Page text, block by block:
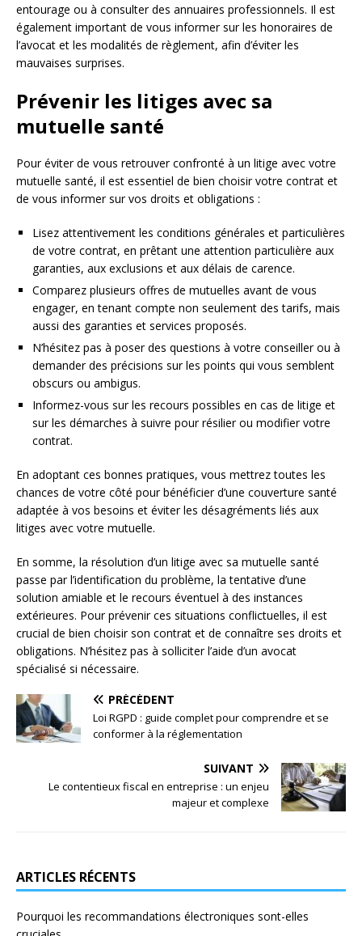
entourage ou à consulter des annuaires professionnels. Il est
également important de vous informer sur les honoraires de
l’avocat et les modalités de règlement, afin d’éviter les
mauvaises surprises.
Prévenir les litiges avec sa
mutuelle santé
Pour éviter de vous retrouver confronté à un litige avec votre
mutuelle santé, il est essentiel de bien choisir votre contrat et
de vous informer sur vos droits et obligations :
Lisez attentivement les conditions générales et particulières
de votre contrat, en prêtant une attention particulière aux
garanties, aux exclusions et aux délais de carence.
Comparez plusieurs offres de mutuelles avant de vous
engager, en tenant compte non seulement des tarifs, mais
aussi des garanties et services proposés.
N’hésitez pas à poser des questions à votre conseiller ou à
demander des précisions sur les points qui vous semblent
obscurs ou ambigus.
Informez-vous sur les recours possibles en cas de litige et
sur les démarches à suivre pour résilier ou modifier votre
contrat.
En adoptant ces bonnes pratiques, vous mettrez toutes les
chances de votre côté pour bénéficier d’une couverture santé
adaptée à vos besoins et éviter les désagréments liés aux
litiges avec votre mutuelle.
En somme, la résolution d’un litige avec sa mutuelle santé
passe par l’identification du problème, la tentative d’une
solution amiable et le recours éventuel à des instances
extérieures. Pour prévenir ces situations conflictuelles, il est
crucial de bien choisir son contrat et de connaître ses droits et
obligations. N’hésitez pas à solliciter l’aide d’un avocat
spécialisé si nécessaire.
PRÉCÉDENT
Loi RGPD : guide complet pour comprendre et se
conformer à la réglementation
SUIVANT
Le contentieux fiscal en entreprise : un enjeu
majeur et complexe
ARTICLES RÉCENTS
Pourquoi les recommandations électroniques sont-elles